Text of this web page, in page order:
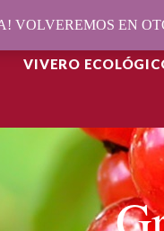
VIVERO
VOLVEREMOS EN